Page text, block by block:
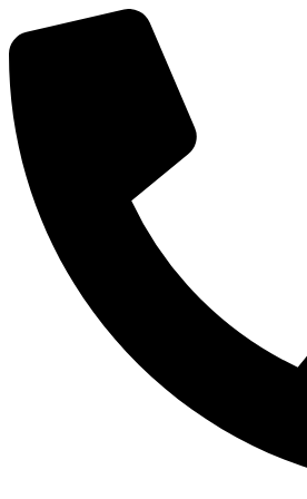
al
contenido